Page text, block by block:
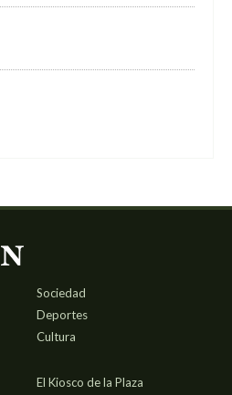
Sociedad
Deportes
Cultura
El Kiosco de la Plaza